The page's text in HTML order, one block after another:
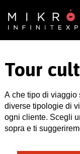
Tour
A che tipo di viaggio
diverse tipologie di
ogni cliente. Scegli
sopra e ti